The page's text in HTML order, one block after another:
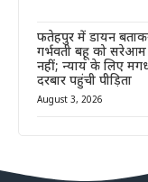
फतेहपुर में डायन
गर्भवती बहू को सरेआम
नहीं; न्याय के लिए
दरबार पहुंची पीड़िता
August 3, 2026